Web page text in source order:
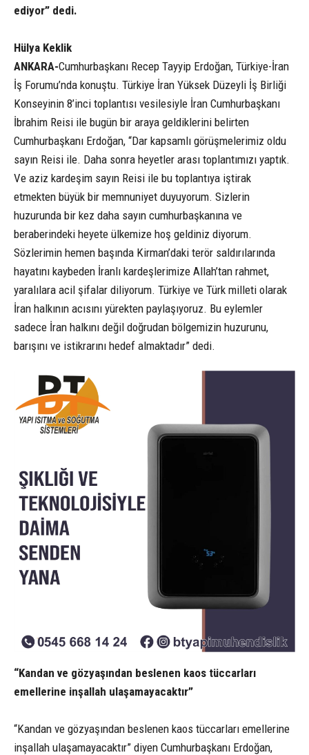
ediyor” dedi.
Hülya Keklik
ANKARA-Cumhurbaşkanı Recep Tayyip Erdoğan, Türkiye-İran
İş Forumu’nda konuştu. Türkiye İran Yüksek Düzeyli İş Birliği
Konseyinin 8’inci toplantısı vesilesiyle İran Cumhurbaşkanı
İbrahim Reisi ile bugün bir araya geldiklerini belirten
Cumhurbaşkanı Erdoğan, “Dar kapsamlı görüşmelerimiz oldu
sayın Reisi ile. Daha sonra heyetler arası toplantımızı yaptık.
Ve aziz kardeşim sayın Reisi ile bu toplantıya iştirak
etmekten büyük bir memnuniyet duyuyorum. Sizlerin
huzurunda bir kez daha sayın cumhurbaşkanına ve
beraberindeki heyete ülkemize hoş geldiniz diyorum.
Sözlerimin hemen başında Kirman’daki terör saldırılarında
hayatını kaybeden İranlı kardeşlerimize Allah’tan rahmet,
yaralılara acil şifalar diliyorum. Türkiye ve Türk milleti olarak
İran halkının acısını yürekten paylaşıyoruz. Bu eylemler
sadece İran halkını değil doğrudan bölgemizin huzurunu,
barışını ve istikrarını hedef almaktadır” dedi.
“Kandan ve gözyaşından beslenen kaos tüccarları
emellerine inşallah ulaşamayacaktır”
“Kandan ve gözyaşından beslenen kaos tüccarları emellerine
inşallah ulaşamayacaktır” diyen Cumhurbaşkanı Erdoğan,